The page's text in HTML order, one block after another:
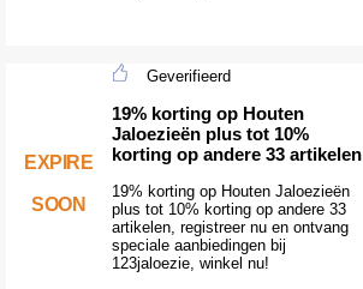
EXPIRE
SOON
Geverifieerd
19% korting op Houten
Jaloezieën plus tot 10%
korting op andere 33 artikelen
19% korting op Houten Jaloezieën
plus tot 10% korting op andere 33
artikelen, registreer nu en ontvang
speciale aanbiedingen bij
123jaloezie, winkel nu!